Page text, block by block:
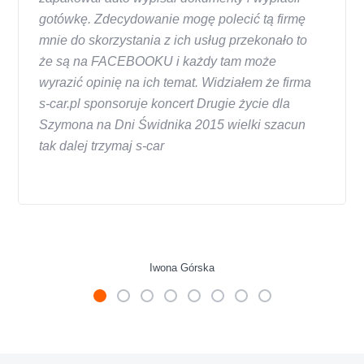
gotówkę. Zdecydowanie mogę polecić tą firmę
mnie do skorzystania z ich usług przekonało to
że są na FACEBOOKU i każdy tam może
wyrazić opinię na ich temat. Widziałem że firma
s-car.pl sponsoruje koncert Drugie życie dla
Szymona na Dni Świdnika 2015 wielki szacun
tak dalej trzymaj s-car
Iwona Górska